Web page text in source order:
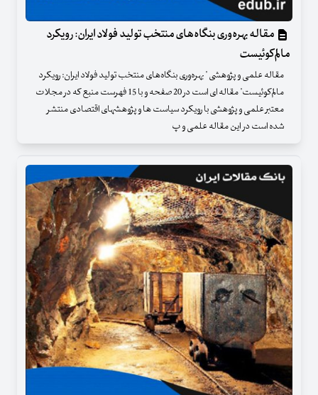
مقاله بهره‌وری بنگاه‌های منتخب تولید فولاد ایران: رویکرد
مالم‌کوئیست
مقاله علمی و پژوهشی " بهره‌وری بنگاه‌های منتخب تولید فولاد ایران: رویکرد
مالم‌کوئیست" مقاله ای است در 20 صفحه و با 15 فهرست منبع که در مجلات
معتبر علمی و پژوهشی با رویکرد سیاست ها و پژوهشهای اقتصادی منتشر
شده است در این مقاله علمی و پ